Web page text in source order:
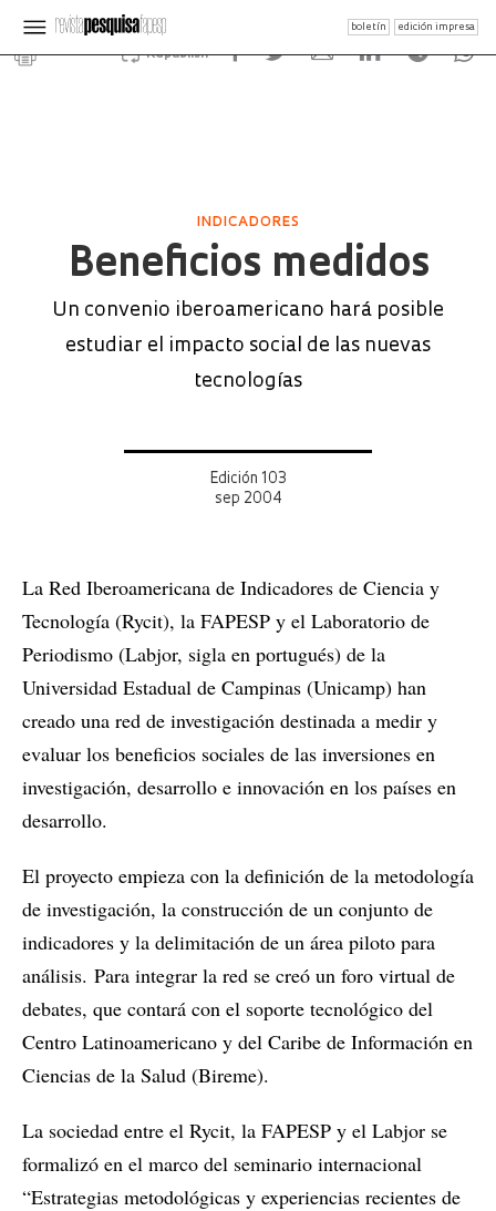
boletín edición impresa
Republish
INDICADORES
Beneficios medidos
Un convenio iberoamericano hará posible
estudiar el impacto social de las nuevas
tecnologías
Edición 103
sep 2004
La Red Iberoamericana de Indicadores de Ciencia y
Tecnología (Rycit), la FAPESP y el Laboratorio de
Periodismo (Labjor, sigla en portugués) de la
Universidad Estadual de Campinas (Unicamp) han
creado una red de investigación destinada a medir y
evaluar los beneficios sociales de las inversiones en
investigación, desarrollo e innovación en los países en
desarrollo.
El proyecto empieza con la definición de la metodología
de investigación, la construcción de un conjunto de
indicadores y la delimitación de un área piloto para
análisis. Para integrar la red se creó un foro virtual de
debates, que contará con el soporte tecnológico del
Centro Latinoamericano y del Caribe de Información en
Ciencias de la Salud (Bireme).
La sociedad entre el Rycit, la FAPESP y el Labjor se
formalizó en el marco del seminario internacional
“Estrategias metodológicas y experiencias recientes de